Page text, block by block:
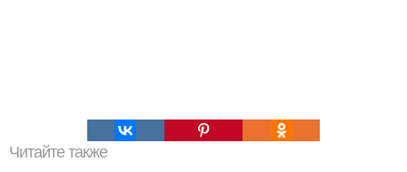
Читайте также